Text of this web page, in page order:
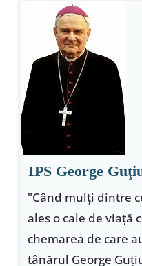
IPS George
"Când mulţi dintre
ales o cale de viaţă
chemarea de care
tânărul George